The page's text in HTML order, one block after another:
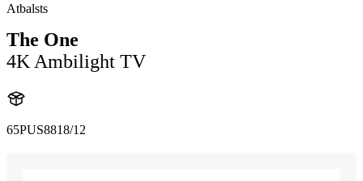
Atbalsts
The One
4K Ambilight TV
65PUS8818/12